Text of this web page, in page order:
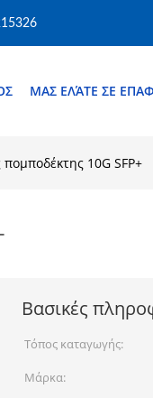
ΜΑΣ ΕΛΆΤΕ ΣΕ
10G SFP+
Βασικές
Τόπος καταγωγής:
Μάρκα: